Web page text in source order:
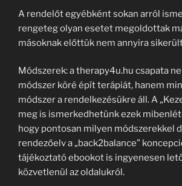
A rendelőt egyébként sokan arról
rengeteg olyan esetet megoldottak
másoknak előttük nem annyira
Módszerek: a therapy4u.hu csapata
módszer köré épít terápiát, hanem
módszer a rendelkezésükre áll. A
meg is ismerkedhetünk ezek
hogy pontosan milyen módszerekkel
rendezőelv a „back2balance”
tájékoztató ebookot is ingyenesen
közvetlenül az oldalukról.